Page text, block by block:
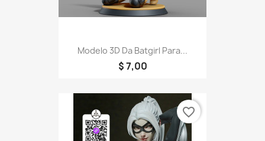
Modelo 3D Da Batgirl Para...
$ 7,00
favorite_border